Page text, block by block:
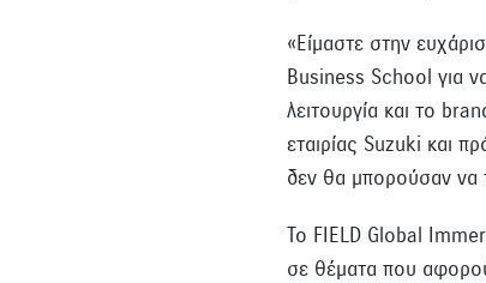
«Είμαστε στην
Business School για
λειτουργία και το
εταιρίας Suzuki και
δεν θα μπορούσαν να
Το FIELD Global
σε θέματα που